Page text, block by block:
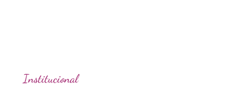
Institucional